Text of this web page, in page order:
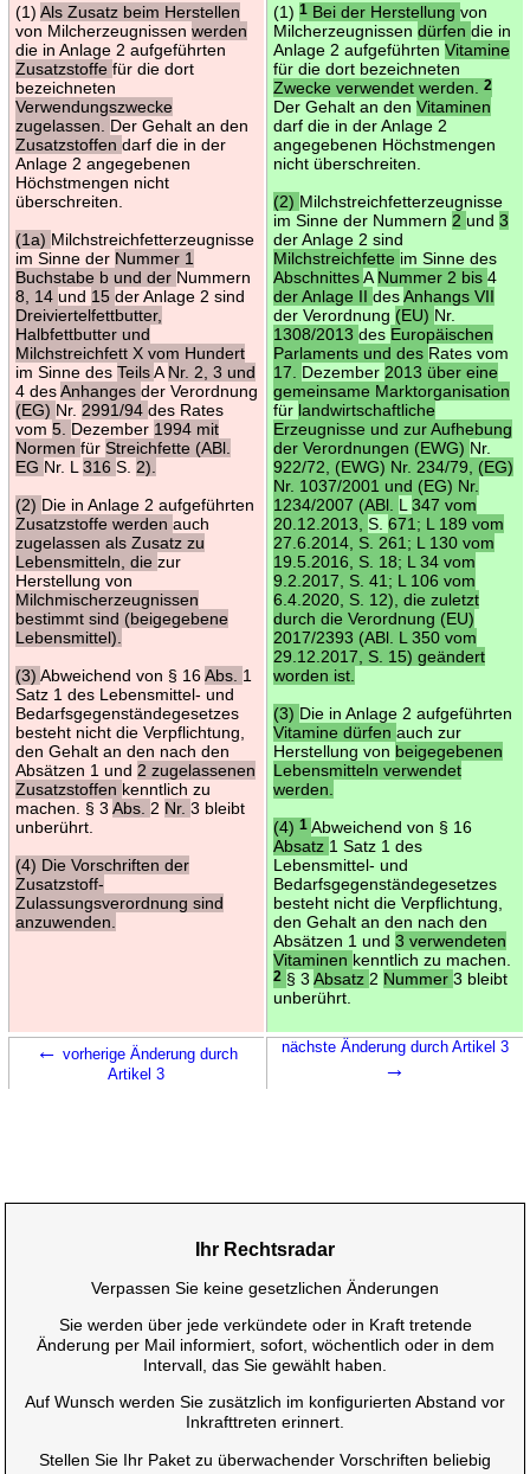
(1) Als Zusatz beim Herstellen
von Milcherzeugnissen werden
die in Anlage 2 aufgeführten
Zusatzstoffe für die dort
bezeichneten
Verwendungszwecke
zugelassen. Der Gehalt an den
Zusatzstoffen darf die in der
Anlage 2 angegebenen
Höchstmengen nicht
überschreiten.
(1a) Milchstreichfetterzeugnisse
im Sinne der Nummer 1
Buchstabe b und der Nummern
8, 14 und 15 der Anlage 2 sind
Dreiviertelfettbutter,
Halbfettbutter und
Milchstreichfett X vom Hundert
im Sinne des TeilsA Nr. 2, 3 und
4 desAnhanges der Verordnung
(EG) Nr. 2991/94 des Rates
vom 5. Dezember 1994 mit
Normen für Streichfette (ABl.
EG Nr. L 316 S. 2).
(2) Die in Anlage 2 aufgeführten
Zusatzstoffe werden auch
zugelassen als Zusatz zu
Lebensmitteln, die zur
Herstellung von
Milchmischerzeugnissen
bestimmt sind (beigegebene
Lebensmittel).
(3) Abweichend von § 16Abs. 1
Satz 1 des Lebensmittel- und
Bedarfsgegenständegesetzes
besteht nicht die Verpflichtung,
den Gehalt an den nach den
Absätzen 1 und 2 zugelassenen
Zusatzstoffen kenntlich zu
machen. § 3 Abs. 2 Nr. 3 bleibt
unberührt.
(4) Die Vorschriften der
Zusatzstoff-
Zulassungsverordnung sind
anzuwenden.
(1) 1Bei der Herstellung von
Milcherzeugnissen dürfen die in
Anlage 2 aufgeführten Vitamine
für die dort bezeichneten
Zwecke verwendet werden.
2
Der Gehalt an den Vitaminen
darf die in der Anlage 2
angegebenen Höchstmengen
nicht überschreiten.
(2) Milchstreichfetterzeugnisse
im Sinne der Nummern 2 und 3
der Anlage 2 sind
Milchstreichfette im Sinne des
AbschnittesA Nummer 2 bis 4
der Anlage II desAnhangs VII
der Verordnung (EU) Nr.
1308/2013 des Europäischen
Parlaments und des Rates vom
17. Dezember 2013 über eine
gemeinsame Marktorganisation
für landwirtschaftliche
Erzeugnisse und zur Aufhebung
der Verordnungen (EWG) Nr.
922/72, (EWG) Nr. 234/79, (EG)
Nr. 1037/2001 und (EG) Nr.
1234/2007 (ABl. L 347 vom
20.12.2013, S. 671; L 189 vom
27.6.2014, S. 261; L 130 vom
19.5.2016, S. 18; L 34 vom
9.2.2017, S. 41; L 106 vom
6.4.2020, S. 12), die zuletzt
durch die Verordnung (EU)
2017/2393 (ABl. L 350 vom
29.12.2017, S. 15) geändert
worden ist.
(3) Die in Anlage 2 aufgeführten
Vitamine dürfen auch zur
Herstellung von beigegebenen
Lebensmitteln verwendet
werden.
(4) 1 Abweichend von § 16
Absatz 1 Satz 1 des
Lebensmittel- und
Bedarfsgegenständegesetzes
besteht nicht die Verpflichtung,
den Gehalt an den nach den
Absätzen 1 und 3 verwendeten
Vitaminen kenntlich zu machen.
2 § 3 Absatz 2 Nummer 3 bleibt
unberührt.
← vorherige Änderung durch
Artikel 3
nächste Änderung durch Artikel 3
→
Ihr Rechtsradar
Verpassen Sie keine gesetzlichen Änderungen
Sie werden über jede verkündete oder in Kraft tretende
Änderung per Mail informiert, sofort, wöchentlich oder in dem
Intervall, das Sie gewählt haben.
Auf Wunsch werden Sie zusätzlich im konfigurierten Abstand vor
Inkrafttreten erinnert.
Stellen Sie Ihr Paket zu überwachender Vorschriften beliebig